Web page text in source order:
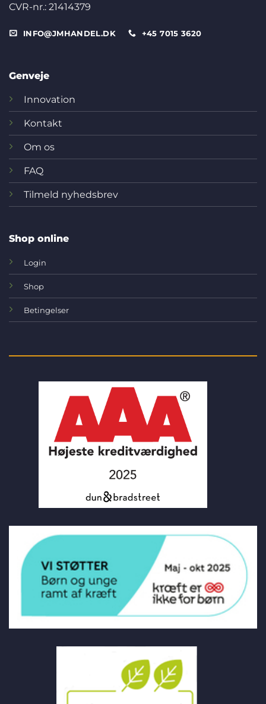
CVR-nr.: 21414379
INFO@JMHANDEL.DK +45 7015 3620
Genveje
Innovation
Kontakt
Om os
FAQ
Tilmeld nyhedsbrev
Shop online
Login
Shop
Betingelser